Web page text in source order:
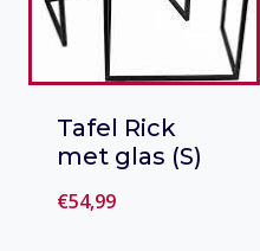
Tafel Rick
met glas (S)
€54,99